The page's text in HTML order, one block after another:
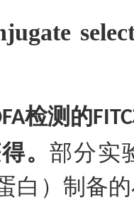
检测的FITC
。部分实
白）制备